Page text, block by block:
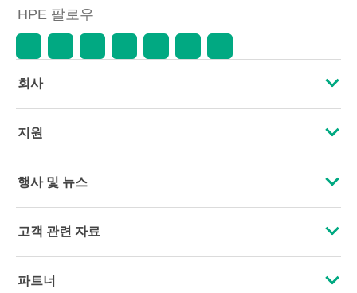
HPE 팔로우
회사
HPE 소개
기업의 책임
HPE Labs
지원
운영 지원 서비스
소프트웨어 및 드라이버
행사 및 뉴스
행사
고객 관련 자료
문의하기
파트너